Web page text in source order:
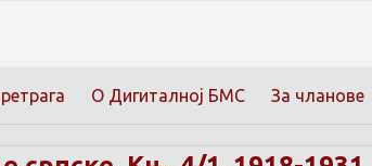
О Дигиталној БМС За чланове